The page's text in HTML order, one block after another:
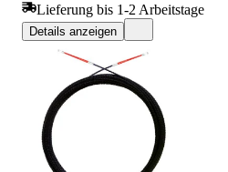
Lieferung bis 1-2 Arbeitstage
Details anzeigen